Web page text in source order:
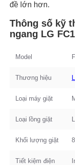
đề lớn hơn.
Thông số kỹ
ngang LG
Model
Thương hiệu
Loại máy giặt
Loại lồng giặt
Khối lượng giặt
Tiết kiệm điện